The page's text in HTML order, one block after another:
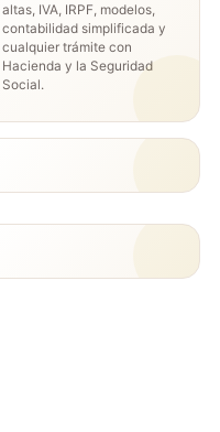
altas, IVA, IRPF, modelos,
contabilidad simplificada y
cualquier trámite con
Hacienda y la Seguridad
Social.